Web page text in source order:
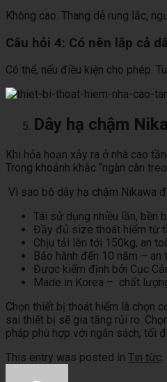
Không cao. Thang dễ rung lắc,
Câu hỏi 4: Có nên lắp cả
Có thể, nếu điều kiện cho phép.
Dây hạ chậm
Khi hỏa hoạn xảy ra ở nhà cao
Trong khoảnh khắc “ngàn cân
Vì sao bộ dây hạ chậm Nikawa
Tái sử dụng nhiều lần, bền
Đầy đủ size thoát hiểm từ
Chịu tải lên tới 150kg, an
Bảo hành đến 10 năm –
Được kiểm định bởi Cục
Made in Korea – chất
Chọn thiết bị thoát hiểm là chọn
sai thiết bị sẽ gia tăng rủi ro.
pháp phù hợp với ngân sách, tối
This entry was posted in Tin từc